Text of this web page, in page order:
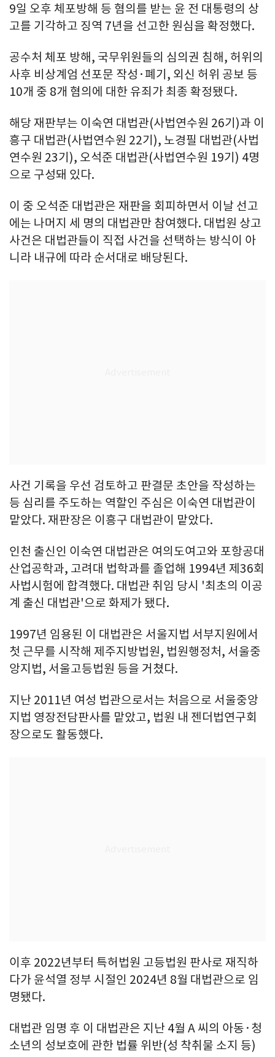
9일 오후 체포방해 등 혐의를 받는 윤 전 대통령의 상
고를 기각하고 징역 7년을 선고한 원심을 확정했다.
공수처 체포 방해, 국무위원들의 심의권 침해, 허위의
사후 비상계엄 선포문 작성·폐기, 외신 허위 공보 등
10개 중 8개 혐의에 대한 유죄가 최종 확정됐다.
해당 재판부는 이숙연 대법관(사법연수원 26기)과 이
흥구 대법관(사법연수원 22기), 노경필 대법관(사법
연수원 23기), 오석준 대법관(사법연수원 19기) 4명
으로 구성돼 있다.
이 중 오석준 대법관은 재판을 회피하면서 이날 선고
에는 나머지 세 명의 대법관만 참여했다. 대법원 상고
사건은 대법관들이 직접 사건을 선택하는 방식이 아
니라 내규에 따라 순서대로 배당된다.
사건 기록을 우선 검토하고 판결문 초안을 작성하는
등 심리를 주도하는 역할인 주심은 이숙연 대법관이
맡았다. 재판장은 이흥구 대법관이 맡았다.
인천 출신인 이숙연 대법관은 여의도여고와 포항공대
산업공학과, 고려대 법학과를 졸업해 1994년 제36회
사법시험에 합격했다. 대법관 취임 당시 '최초의 이공
계 출신 대법관'으로 화제가 됐다.
1997년 임용된 이 대법관은 서울지법 서부지원에서
첫 근무를 시작해 제주지방법원, 법원행정처, 서울중
앙지법, 서울고등법원 등을 거쳤다.
지난 2011년 여성 법관으로서는 처음으로 서울중앙
지법 영장전담판사를 맡았고, 법원 내 젠더법연구회
장으로도 활동했다.
이후 2022년부터 특허법원 고등법원 판사로 재직하
다가 윤석열 정부 시절인 2024년 8월 대법관으로 임
명됐다.
대법관 임명 후 이 대법관은 지난 4월 A 씨의 아동·청
소년의 성보호에 관한 법률 위반(성 착취물 소지 등)